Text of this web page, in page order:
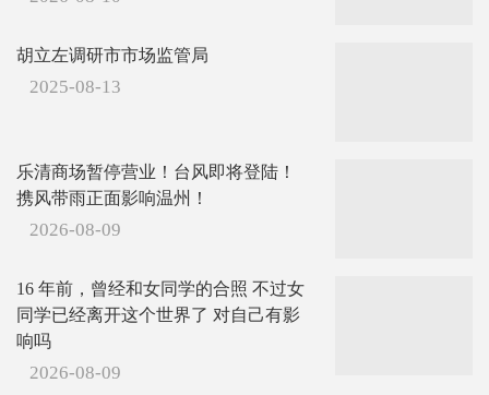
胡立左调研市市场监管局
2025-08-13
乐清商场暂停营业！台风即将登陆！
携风带雨正面影响温州！
2026-08-09
16 年前，曾经和女同学的合照 不过女
同学已经离开这个世界了 对自己有影
响吗
2026-08-09